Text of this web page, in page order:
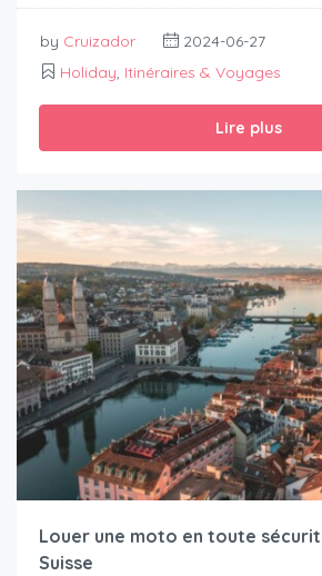
by Cruizador
2024-06-27
Holiday, Itinéraires & Voyages
Lire plus
Louer une moto en toute
Suisse